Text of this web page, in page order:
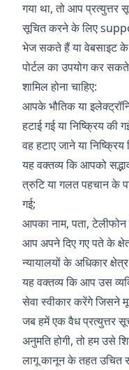
गया था, तो आप
सूचित करने के लिए
भेज सकते हैं या वेबसाइट के
पोर्टल का उपयोग कर
शामिल होना चाहिए:
आपके भौतिक या
हटाई गई या निष्क्रिय की
वह हटाए जाने या
यह वक्तव्य कि आपको
त्रुटि या गलत पहचान के
गई;
आपका नाम, पता,
आप अपने दिए गए पते के
न्यायालयों के अधिकार
यह वक्तव्य कि आप उस
सेवा स्वीकार करेंगे जिसने
जब हमें एक वैध प्रत्युत्तर
अनुमति होगी, तो हम उसे
लागू कानून के तहत उचित